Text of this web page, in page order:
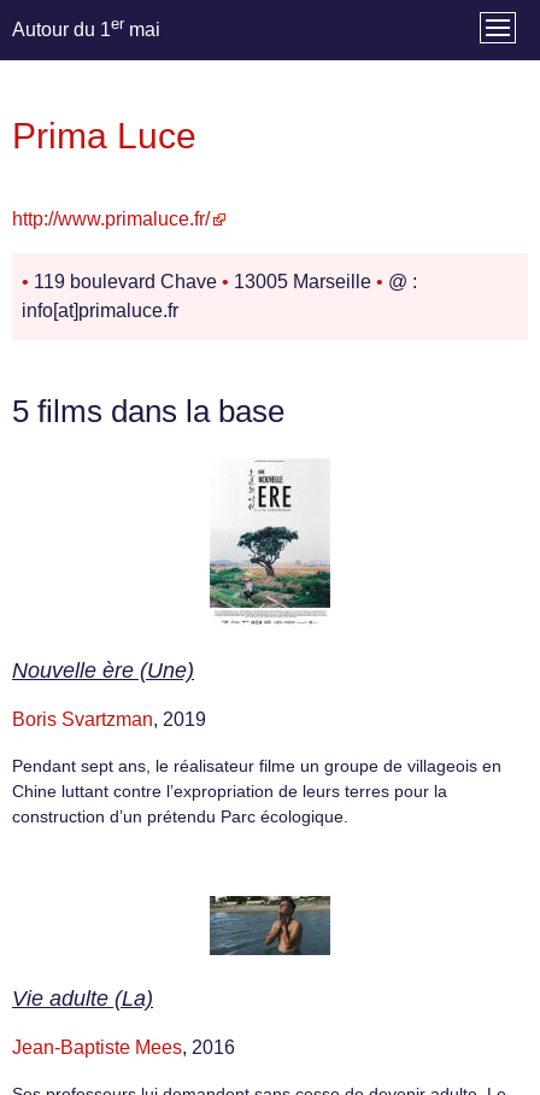
Autour du 1er mai
Prima Luce
http://www.primaluce.fr/
• 119 boulevard Chave • 13005 Marseille • @ :
info[at]primaluce.fr
5 films dans la base
Nouvelle ère (Une)
Boris Svartzman, 2019
Pendant sept ans, le réalisateur filme un groupe de villageois en
Chine luttant contre l’expropriation de leurs terres pour la
construction d’un prétendu Parc écologique.
Vie adulte (La)
Jean-Baptiste Mees, 2016